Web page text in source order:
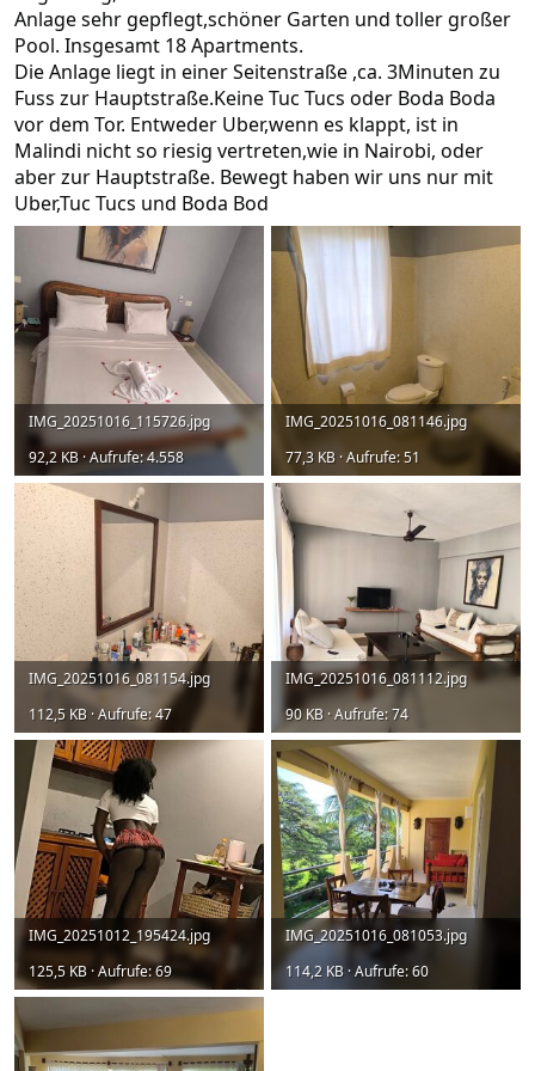
Anlage sehr gepflegt,schöner Garten und toller großer
Pool. Insgesamt 18 Apartments.
Die Anlage liegt in einer Seitenstraße ,ca. 3Minuten zu
Fuss zur Hauptstraße.Keine Tuc Tucs oder Boda Boda
vor dem Tor. Entweder Uber,wenn es klappt, ist in
Malindi nicht so riesig vertreten,wie in Nairobi, oder
aber zur Hauptstraße. Bewegt haben wir uns nur mit
Uber,Tuc Tucs und Boda Bod
IMG_20251016_115726.jpg
92,2 KB · Aufrufe: 4.558
IMG_20251016_081146.jpg
77,3 KB · Aufrufe: 51
IMG_20251016_081154.jpg
112,5 KB · Aufrufe: 47
IMG_20251016_081112.jpg
90 KB · Aufrufe: 74
IMG_20251012_195424.jpg
125,5 KB · Aufrufe: 69
IMG_20251016_081053.jpg
114,2 KB · Aufrufe: 60